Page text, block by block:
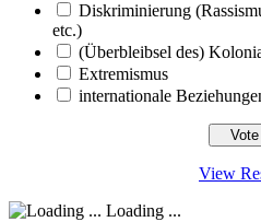
Diskriminierung
etc.)
(Überbleibsel des)
Extremismus
internationale
View
Loading ...